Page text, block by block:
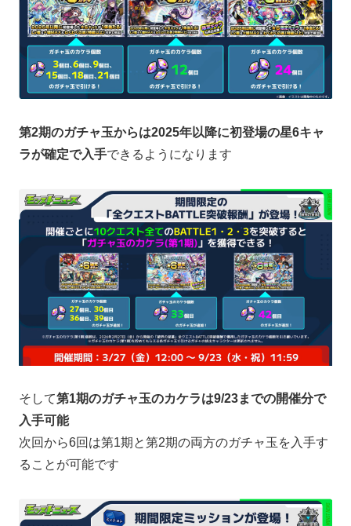
第2期のガチャ玉からは2025年以降に初登場の星6キャ
ラが確定で入手できるようになります
そして第1期のガチャ玉のカケラは9/23までの開催分で
入手可能
次回から6回は第1期と第2期の両方のガチャ玉を入手す
ることが可能です